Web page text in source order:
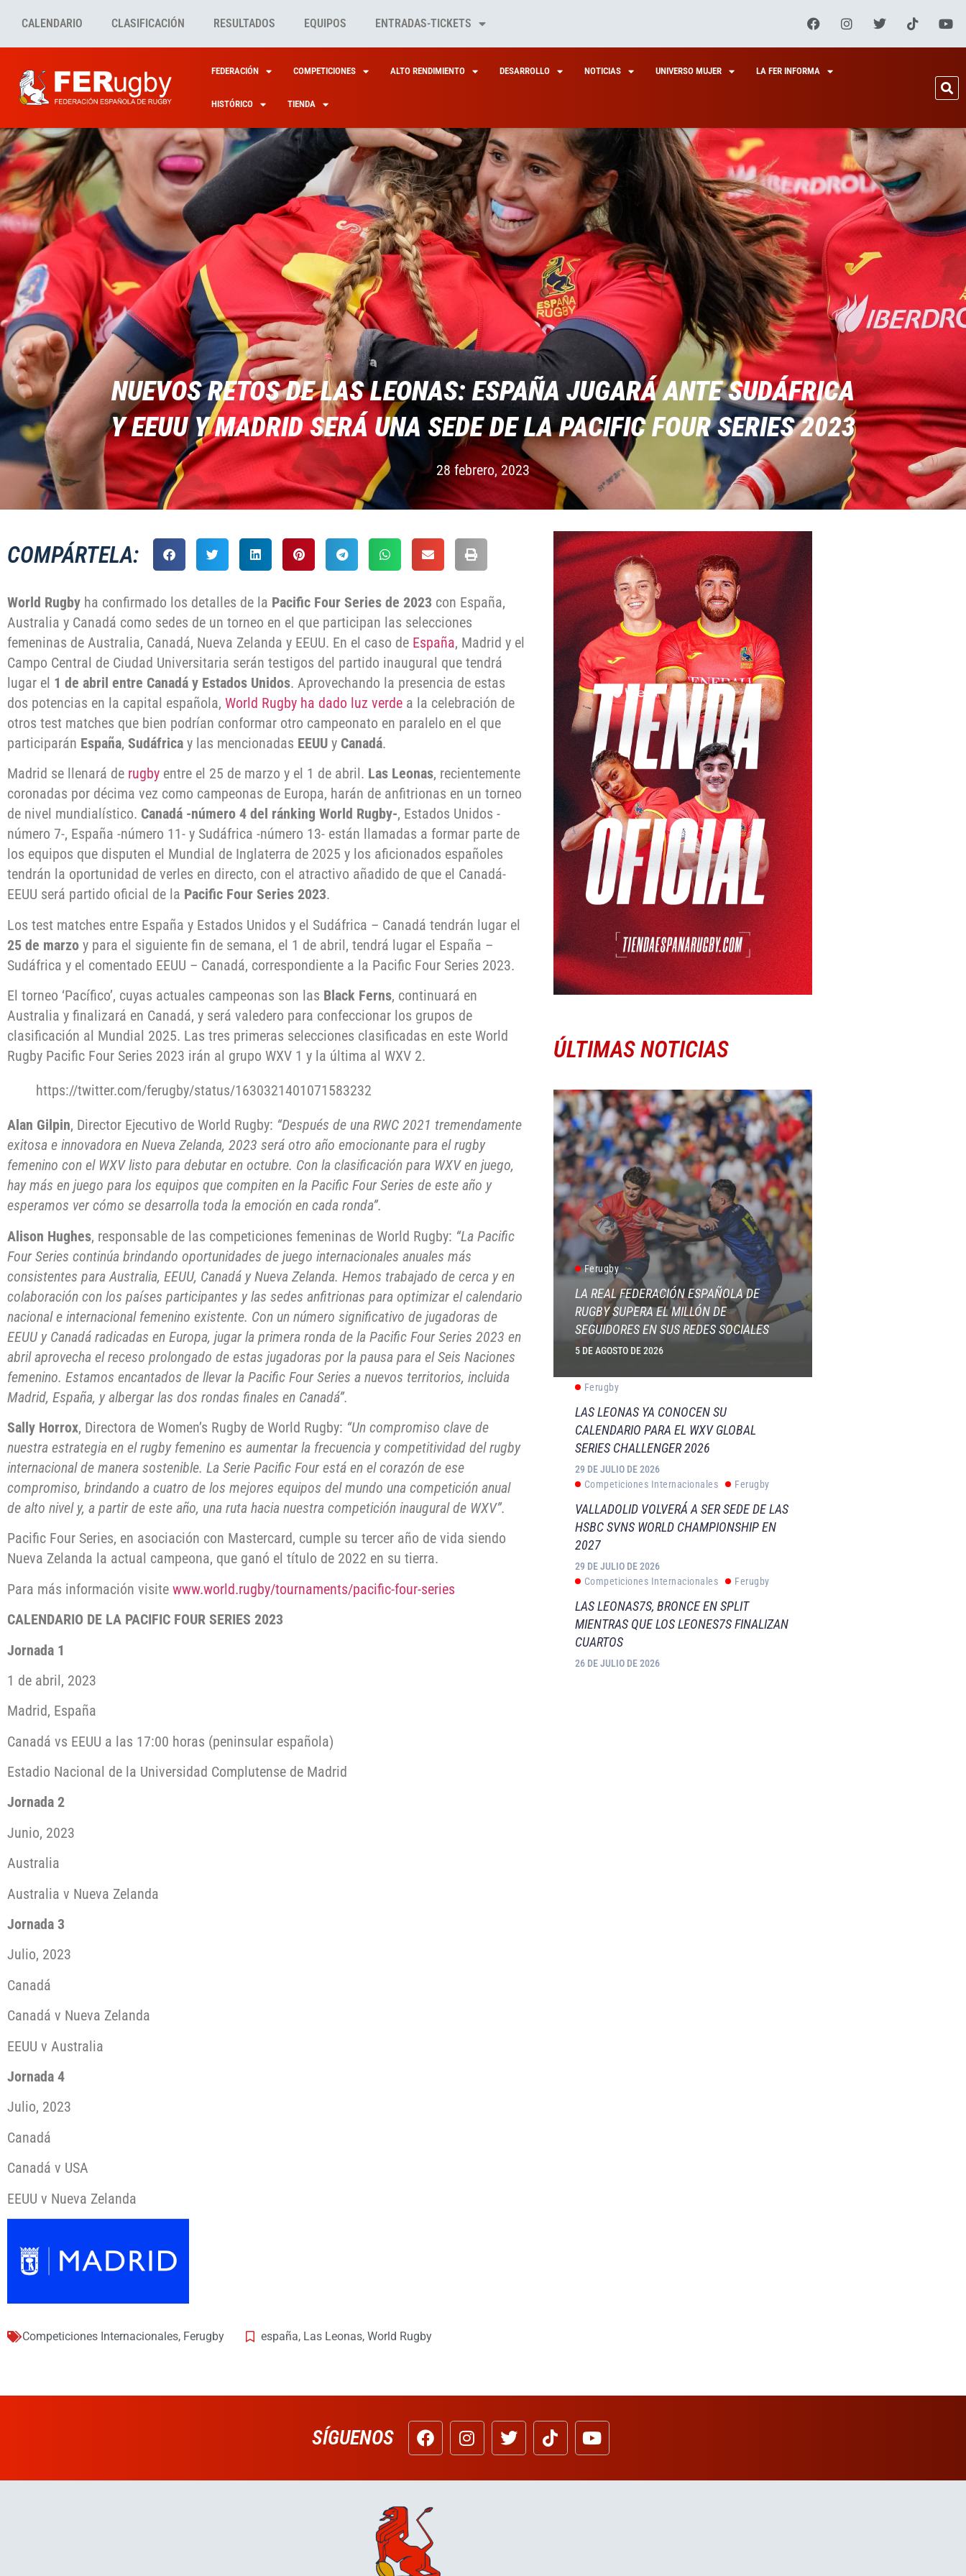
CALENDARIO CLASIFICACIÓN RESULTADOS EQUIPOS ENTRADAS-TICKETS
FEDERACIÓN COMPETICIONES ALTO RENDIMIENTO DESARROLLO NOTICIAS UNIVERSO MUJER LA FER INFORMA
HISTÓRICO TIENDA
NUEVOS RETOS DE LAS LEONAS: ESPAÑA JUGARÁ ANTE SUDÁFRICA
Y EEUU Y MADRID SERÁ UNA SEDE DE LA PACIFIC FOUR SERIES 2023
28 febrero, 2023
COMPÁRTELA:
World Rugby ha confirmado los detalles de la Pacific Four Series de 2023 con España,
Australia y Canadá como sedes de un torneo en el que participan las selecciones
femeninas de Australia, Canadá, Nueva Zelanda y EEUU. En el caso de España, Madrid y el
Campo Central de Ciudad Universitaria serán testigos del partido inaugural que tendrá
lugar el 1 de abril entre Canadá y Estados Unidos. Aprovechando la presencia de estas
dos potencias en la capital española, World Rugby ha dado luz verde a la celebración de
otros test matches que bien podrían conformar otro campeonato en paralelo en el que
participarán España, Sudáfrica y las mencionadas EEUU y Canadá.
Madrid se llenará de rugby entre el 25 de marzo y el 1 de abril. Las Leonas, recientemente
coronadas por décima vez como campeonas de Europa, harán de anfitrionas en un torneo
de nivel mundialístico. Canadá -número 4 del ránking World Rugby-, Estados Unidos -
número 7-, España -número 11- y Sudáfrica -número 13- están llamadas a formar parte de
los equipos que disputen el Mundial de Inglaterra de 2025 y los aficionados españoles
tendrán la oportunidad de verles en directo, con el atractivo añadido de que el Canadá-
EEUU será partido oficial de la Pacific Four Series 2023.
Los test matches entre España y Estados Unidos y el Sudáfrica – Canadá tendrán lugar el
25 de marzo y para el siguiente fin de semana, el 1 de abril, tendrá lugar el España –
Sudáfrica y el comentado EEUU – Canadá, correspondiente a la Pacific Four Series 2023.
El torneo ‘Pacífico’, cuyas actuales campeonas son las Black Ferns, continuará en
Australia y finalizará en Canadá, y será valedero para confeccionar los grupos de
clasificación al Mundial 2025. Las tres primeras selecciones clasificadas en este World
Rugby Pacific Four Series 2023 irán al grupo WXV 1 y la última al WXV 2.
https://twitter.com/ferugby/status/1630321401071583232
Alan Gilpin, Director Ejecutivo de World Rugby: “Después de una RWC 2021 tremendamente
exitosa e innovadora en Nueva Zelanda, 2023 será otro año emocionante para el rugby
femenino con el WXV listo para debutar en octubre. Con la clasificación para WXV en juego,
hay más en juego para los equipos que compiten en la Pacific Four Series de este año y
esperamos ver cómo se desarrolla toda la emoción en cada ronda”.
Alison Hughes, responsable de las competiciones femeninas de World Rugby: “La Pacific
Four Series continúa brindando oportunidades de juego internacionales anuales más
consistentes para Australia, EEUU, Canadá y Nueva Zelanda. Hemos trabajado de cerca y en
colaboración con los países participantes y las sedes anfitrionas para optimizar el calendario
nacional e internacional femenino existente. Con un número significativo de jugadoras de
EEUU y Canadá radicadas en Europa, jugar la primera ronda de la Pacific Four Series 2023 en
abril aprovecha el receso prolongado de estas jugadoras por la pausa para el Seis Naciones
femenino. Estamos encantados de llevar la Pacific Four Series a nuevos territorios, incluida
Madrid, España, y albergar las dos rondas finales en Canadá”.
Sally Horrox, Directora de Women’s Rugby de World Rugby: “Un compromiso clave de
nuestra estrategia en el rugby femenino es aumentar la frecuencia y competitividad del rugby
internacional de manera sostenible. La Serie Pacific Four está en el corazón de ese
compromiso, brindando a cuatro de los mejores equipos del mundo una competición anual
de alto nivel y, a partir de este año, una ruta hacia nuestra competición inaugural de WXV”.
Pacific Four Series, en asociación con Mastercard, cumple su tercer año de vida siendo
Nueva Zelanda la actual campeona, que ganó el título de 2022 en su tierra.
Para más información visite www.world.rugby/tournaments/pacific-four-series
CALENDARIO DE LA PACIFIC FOUR SERIES 2023
Jornada 1
1 de abril, 2023
Madrid, España
Canadá vs EEUU a las 17:00 horas (peninsular española)
Estadio Nacional de la Universidad Complutense de Madrid
Jornada 2
Junio, 2023
Australia
Australia v Nueva Zelanda
Jornada 3
Julio, 2023
Canadá
Canadá v Nueva Zelanda
EEUU v Australia
Jornada 4
Julio, 2023
Canadá
Canadá v USA
EEUU v Nueva Zelanda
Competiciones Internacionales, Ferugby españa, Las Leonas, World Rugby
ÚLTIMAS NOTICIAS
Ferugby
LA REAL FEDERACIÓN ESPAÑOLA DE
RUGBY SUPERA EL MILLÓN DE
SEGUIDORES EN SUS REDES SOCIALES
5 DE AGOSTO DE 2026
Ferugby
LAS LEONAS YA CONOCEN SU
CALENDARIO PARA EL WXV GLOBAL
SERIES CHALLENGER 2026
29 DE JULIO DE 2026
Competiciones Internacionales
Ferugby
VALLADOLID VOLVERÁ A SER SEDE DE LAS
HSBC SVNS WORLD CHAMPIONSHIP EN
2027
29 DE JULIO DE 2026
Competiciones Internacionales
Ferugby
LAS LEONAS7S, BRONCE EN SPLIT
MIENTRAS QUE LOS LEONES7S FINALIZAN
CUARTOS
26 DE JULIO DE 2026
SÍGUENOS